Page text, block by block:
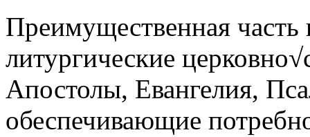
Преимущественная
литургические
Апостолы, Евангелия,
обеспечивающие